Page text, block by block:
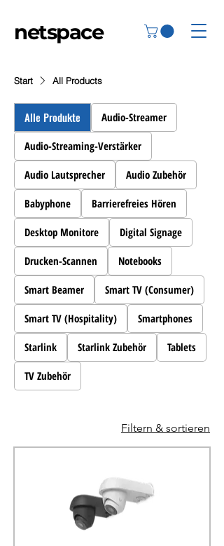
netspace
Start All Products
Alle Produkte Audio-Streamer
Audio-Streaming-Verstärker
Audio Lautsprecher Audio Zubehör
Babyphone Barrierefreies Hören
Desktop Monitore Digital Signage
Drucken-Scannen Notebooks
Smart Beamer Smart TV (Consumer)
Smart TV (Hospitality) Smartphones
Starlink Starlink Zubehör Tablets
TV Zubehör
Filtern & sortieren